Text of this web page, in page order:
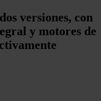
versiones, con
y motores de